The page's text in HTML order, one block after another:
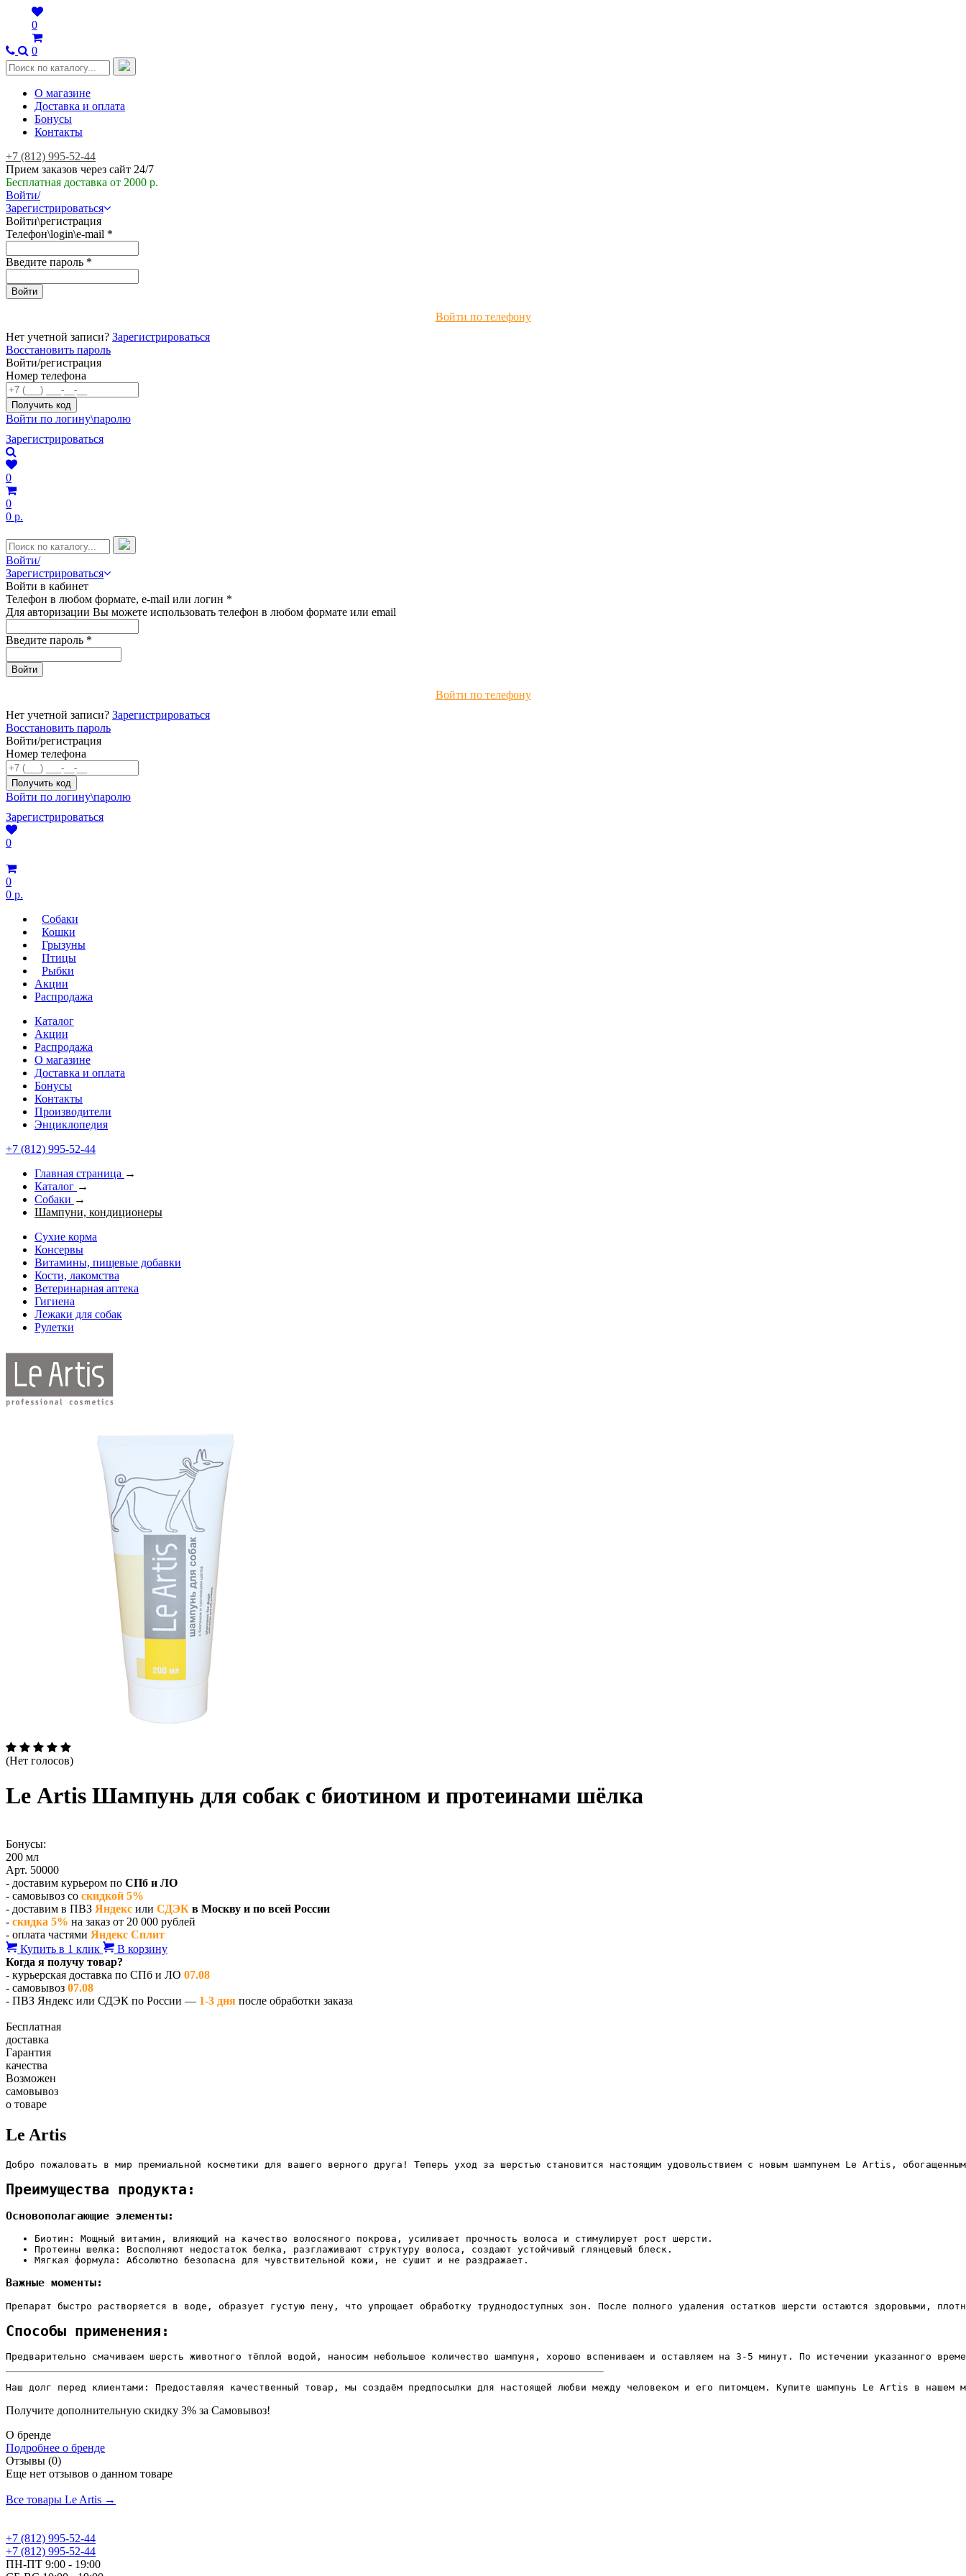
0
0
О магазине
Доставка и оплата
Бонусы
Контакты
+7 (812) 995-52-44
Прием заказов через сайт 24/7
Бесплатная доставка от 2000 р.
Войти/
Зарегистрироваться
Войти\регистрация
Телефон\login\e-mail *
Введите пароль *
Войти по телефону
Нет учетной записи? Зарегистрироваться
Восстановить пароль
Войти/регистрация
Номер телефона
Войти по логину\паролю
Зарегистрироваться
0
0
0 р.
Войти/
Зарегистрироваться
Войти в кабинет
Телефон в любом формате, e-mail или логин *
Для авторизации Вы можете использовать телефон в любом формате или email
Введите пароль *
Войти по телефону
Нет учетной записи? Зарегистрироваться
Восстановить пароль
Войти/регистрация
Номер телефона
Войти по логину\паролю
Зарегистрироваться
0
0
0 р.
Собаки
Кошки
Грызуны
Птицы
Рыбки
Акции
Распродажа
Каталог
Акции
Распродажа
О магазине
Доставка и оплата
Бонусы
Контакты
Производители
Энциклопедия
+7 (812) 995-52-44
Главная страница →
Каталог →
Собаки →
Шампуни, кондиционеры
Сухие корма
Консервы
Витамины, пищевые добавки
Кости, лакомства
Ветеринарная аптека
Гигиена
Лежаки для собак
Рулетки
(Нет голосов)
Le Аrtis Шампунь для собак с биотином и протеинами шёлка
Бонусы:
200 мл
Арт. 50000
- доставим курьером по СПб и ЛО
- самовывоз со скидкой 5%
- доставим в ПВЗ Яндекс или СДЭК в Москву и по всей России
- скидка 5% на заказ от 20 000 рублей
- оплата частями Яндекс Сплит
Купить в 1 клик
В корзину
Когда я получу товар?
- курьерская доставка по СПб и ЛО 07.08
- самовывоз 07.08
- ПВЗ Яндекс или СДЭК по России — 1-3 дня после обработки заказа
Бесплатная
доставка
Гарантия
качества
Возможен
самовывоз
о товаре
Le Artis
Добро пожаловать в мир премиальной косметики для вашего верного друга! Теперь уход за шерстью становится настоящим удовольствием с новым шампунем Le Artis,
Преимущества продукта:
Основополагающие элементы:
Биотин: Мощный витамин, влияющий на качество волосяного покрова, усиливает прочность волоса и стимулирует рост шерсти.
Протеины шелка: Восполняют недостаток белка, разглаживают структуру волоса, создают устойчивый глянцевый блеск.
Мягкая формула: Абсолютно безопасна для чувствительной кожи, не сушит и не раздражает.
Важные моменты:
Препарат быстро растворяется в воде, образует густую пену, что упрощает обработку труднодоступных зон. После полного удаления остатков шерсти остаются здоровыми,
Способы применения:
Предварительно смачиваем шерсть животного тёплой водой, наносим небольшое количество шампуня, хорошо вспениваем и оставляем на 3-5 минут. По истечении указанного
Наш долг перед клиентами: Предоставляя качественный товар, мы создаём предпосылки для настоящей любви между человеком и его питомцем. Купите шампунь Le Artis в нашем
Получите дополнительную скидку 3% за Самовывоз!
О бренде
Подробнее о бренде
Отзывы (0)
Еще нет отзывов о данном товаре
Все товары Le Artis →
+7 (812) 995-52-44
+7 (812) 995-52-44
ПН-ПТ 9:00 - 19:00